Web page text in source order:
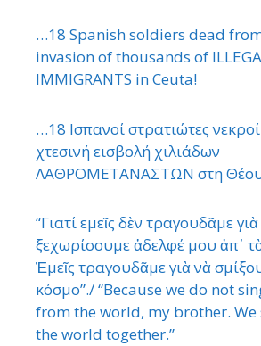
…18 Spanish soldiers dead
invasion of thousands of
IMMIGRANTS in Ceuta!
…18 Ισπανοί στρατιώτες
χτεσινή εισβολή χιλιάδων
ΛΑΘΡΟΜΕΤΑΝΑΣΤΩΝ στη
“Γιατί εμεῖς δὲν τραγουδᾶμε
ξεχωρίσουμε ἀδελφέ μου ἀπ᾿
Ἐμεῖς τραγουδᾶμε γιὰ νὰ
κόσμο”./ “Because we do not
from the world, my brother.
the world together.”